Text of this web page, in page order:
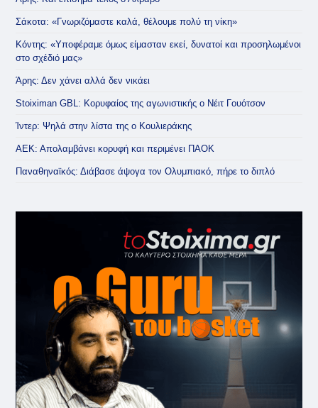
Σάκοτα: «Γνωριζόμαστε καλά, θέλουμε πολύ τη νίκη»
Κόντης: «Υποφέραμε όμως είμασταν εκεί, δυνατοί και προσηλωμένοι
στο σχέδιό μας»
Άρης: Δεν χάνει αλλά δεν νικάει
Stoiximan GBL: Κορυφαίος της αγωνιστικής ο Νέιτ Γουότσον
Ίντερ: Ψηλά στην λίστα της ο Κουλιεράκης
ΑΕΚ: Απολαμβάνει κορυφή και περιμένει ΠΑΟΚ
Παναθηναϊκός: Διάβασε άψογα τον Ολυμπιακό, πήρε το διπλό